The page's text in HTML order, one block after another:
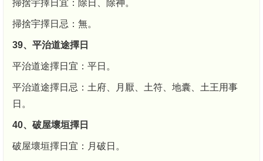
掃捨宇擇日宜：除日、除神。
掃捨宇擇日忌：無。
39、平治道途擇日
平治道途擇日宜：平日。
平治道途擇日忌：土府、月厭、土符、地囊、土王用事
日。
40、破屋壞垣擇日
破屋壞垣擇日宜：月破日。